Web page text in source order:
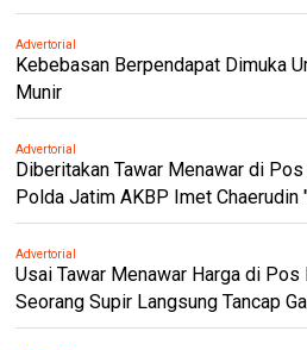
Advertorial
Kebebasan Berpendapat Dimuka
Munir
Advertorial
Diberitakan Tawar Menawar di
Polda Jatim AKBP Imet Chaerudin
Advertorial
Usai Tawar Menawar Harga di Pos
Seorang Supir Langsung Tancap